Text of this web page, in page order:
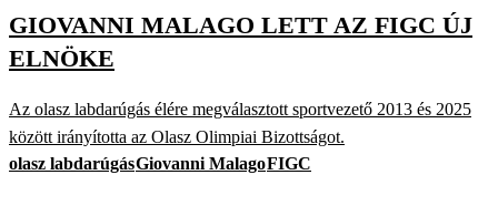
GIOVANNI MALAGO LETT AZ FIGC ÚJ
ELNÖKE
Az olasz labdarúgás élére megválasztott sportvezető 2013 és 2025
között irányította az Olasz Olimpiai Bizottságot.
olasz labdarúgásGiovanni MalagoFIGC